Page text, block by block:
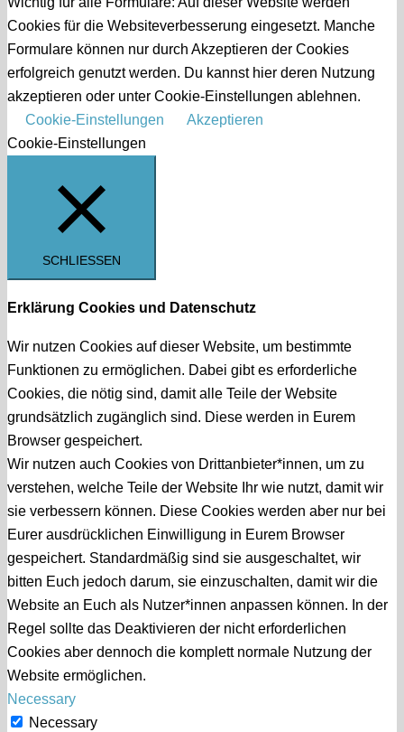
Cookies für die Websiteverbesserung eingesetzt. Manche
Formulare können nur durch Akzeptieren der Cookies
erfolgreich genutzt werden. Du kannst hier deren Nutzung
akzeptieren oder unter Cookie-Einstellungen ablehnen.
Cookie-Einstellungen
Akzeptieren
Cookie-Einstellungen
SCHLIESSEN
Erklärung Cookies und Datenschutz
Wir nutzen Cookies auf dieser Website, um bestimmte
Funktionen zu ermöglichen. Dabei gibt es erforderliche
Cookies, die nötig sind, damit alle Teile der Website
grundsätzlich zugänglich sind. Diese werden in Eurem
Browser gespeichert.
Wir nutzen auch Cookies von Drittanbieter*innen, um zu
verstehen, welche Teile der Website Ihr wie nutzt, damit wir
sie verbessern können. Diese Cookies werden aber nur bei
Eurer ausdrücklichen Einwilligung in Eurem Browser
gespeichert. Standardmäßig sind sie ausgeschaltet, wir
bitten Euch jedoch darum, sie einzuschalten, damit wir die
Website an Euch als Nutzer*innen anpassen können. In der
Regel sollte das Deaktivieren der nicht erforderlichen
Cookies aber dennoch die komplett normale Nutzung der
Website ermöglichen.
Necessary
Necessary